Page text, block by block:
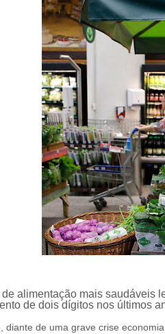
de alimentação mais saudáveis
de dois dígitos nos últimos
diante de uma grave crise